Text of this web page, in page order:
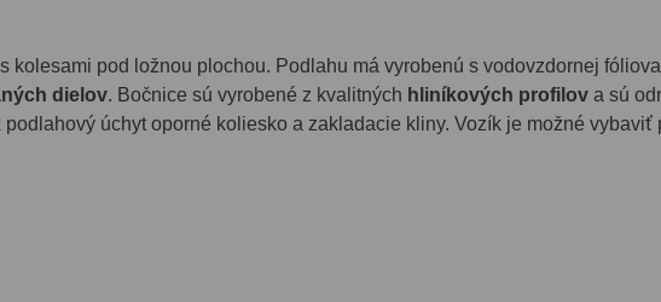
kolesami pod ložnou plochou. Podlahu má vyrobenú s vodovzdornej
dielov. Bočnice sú vyrobené z kvalitných hliníkových profilov a sú
podlahový úchyt oporné koliesko a zakladacie kliny. Vozík je možné vybaviť